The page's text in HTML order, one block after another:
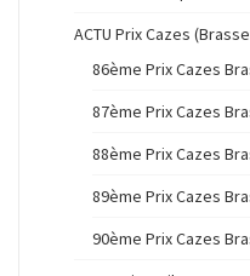
ACTU Prix Cazes
86ème Prix Cazes
87ème Prix Cazes
88ème Prix Cazes
89ème Prix Cazes
90ème Prix Cazes